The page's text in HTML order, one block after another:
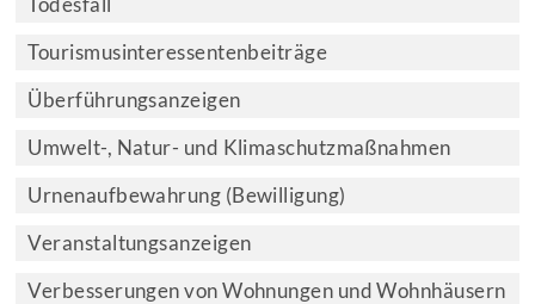
Todesfall
Tourismusinteressentenbeiträge
Überführungsanzeigen
Umwelt-, Natur- und Klimaschutzmaßnahmen
Urnenaufbewahrung (Bewilligung)
Veranstaltungsanzeigen
Verbesserungen von Wohnungen und Wohnhäusern